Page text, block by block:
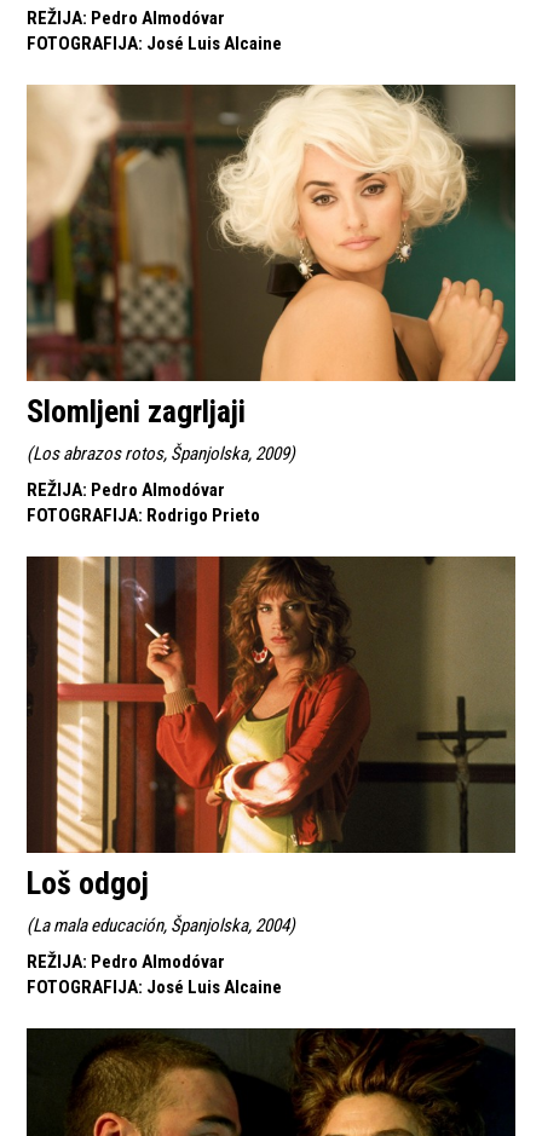
REŽIJA: Pedro Almodóvar
FOTOGRAFIJA: José Luis Alcaine
Slomljeni zagrljaji
(Los abrazos rotos, Španjolska, 2009)
REŽIJA: Pedro Almodóvar
FOTOGRAFIJA: Rodrigo Prieto
Loš odgoj
(La mala educación, Španjolska, 2004)
REŽIJA: Pedro Almodóvar
FOTOGRAFIJA: José Luis Alcaine